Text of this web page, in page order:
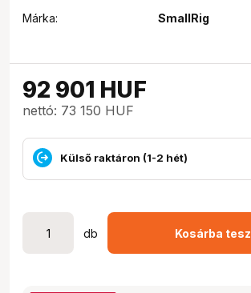
Márka:
SmallRig
92 901 HUF
nettó: 73 150 HUF
Külső raktáron (1-2 hét)
db Kosárba tesz